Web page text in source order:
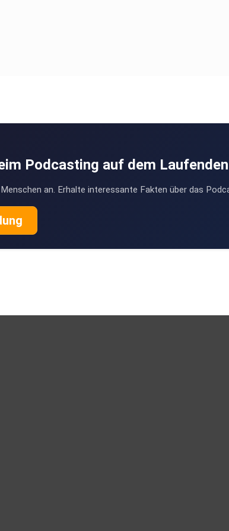
Podcasting auf dem Laufenden
an. Erhalte interessante Fakten über das